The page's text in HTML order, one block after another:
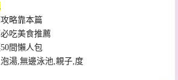
略靠本篇
吃美食推薦
間懶人包
湯,無邊泳池,親子,度